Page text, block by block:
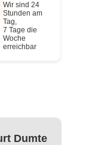
Wir sind 24
Stunden am
Tag,
7 Tage die
Woche
erreichbar
Dumte